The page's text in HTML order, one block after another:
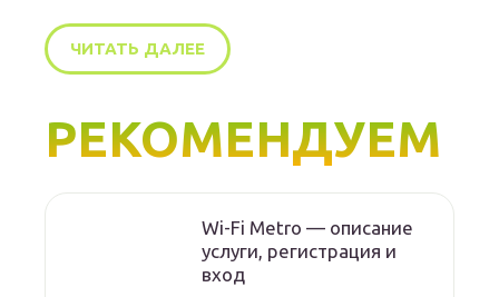
ЧИТАТЬ ДАЛЕЕ
РЕКОМЕНДУЕМ
Wi-Fi Metro — описание
услуги, регистрация и
вход